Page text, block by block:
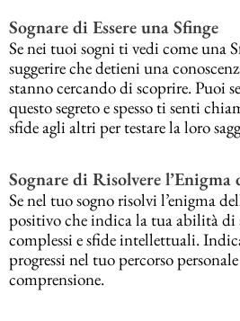
Sognare di Essere una Sfinge
Se nei tuoi sogni ti vedi come una
suggerire che detieni una
stanno cercando di scoprire. Puoi
questo segreto e spesso ti senti
sfide agli altri per testare la loro
Sognare di Risolvere l’Enigma
Se nel tuo sogno risolvi l’enigma
positivo che indica la tua abilità
complessi e sfide intellettuali.
progressi nel tuo percorso
comprensione.